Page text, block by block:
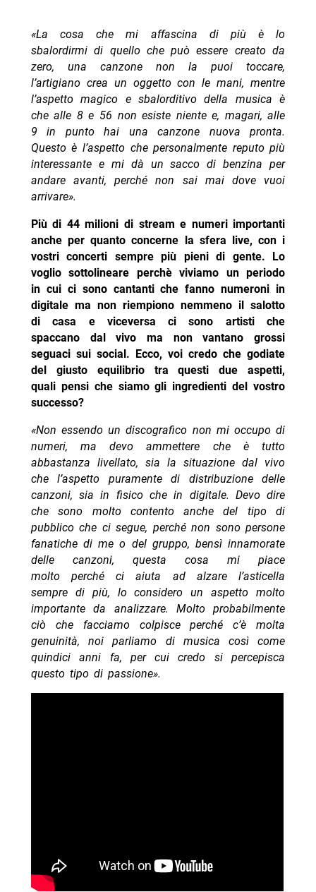
«La cosa che mi affascina di più è lo
sbalordirmi di quello che può essere creato da
zero, una canzone non la puoi toccare,
l’artigiano crea un oggetto con le mani, mentre
l’aspetto magico e sbalorditivo della musica è
che alle 8 e 56 non esiste niente e, magari, alle
9 in punto hai una canzone nuova pronta.
Questo è l’aspetto che personalmente reputo più
interessante e mi dà un sacco di benzina per
andare avanti, perché non sai mai dove vuoi
arrivare».
Più di 44 milioni di stream e numeri importanti
anche per quanto concerne la sfera live, con i
vostri concerti sempre più pieni di gente. Lo
voglio sottolineare perchè viviamo un periodo
in cui ci sono cantanti che fanno numeroni in
digitale ma non riempiono nemmeno il salotto
di casa e viceversa ci sono artisti che
spaccano dal vivo ma non vantano grossi
seguaci sui social. Ecco, voi credo che godiate
del giusto equilibrio tra questi due aspetti,
quali pensi che siamo gli ingredienti del vostro
successo?
«Non essendo un discografico non mi occupo di
numeri, ma devo ammettere che è tutto
abbastanza livellato, sia la situazione dal vivo
che l’aspetto puramente di distribuzione delle
canzoni, sia in fisico che in digitale. Devo dire
che sono molto contento anche del tipo di
pubblico che ci segue, perché non sono persone
fanatiche di me o del gruppo, bensì innamorate
delle canzoni, questa cosa mi piace
molto perché ci aiuta ad alzare l’asticella
sempre di più, lo considero un aspetto molto
importante da analizzare. Molto probabilmente
ciò che facciamo colpisce perché c’è molta
genuinità, noi parliamo di musica così come
quindici anni fa, per cui credo si percepisca
questo tipo di passione».